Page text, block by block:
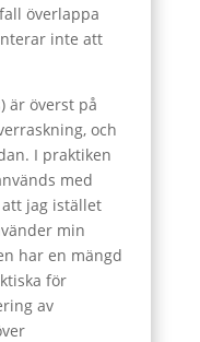
överlappa
inte att
är överst på
och
I praktiken
med
jag istället
min
har en mängd
för
av